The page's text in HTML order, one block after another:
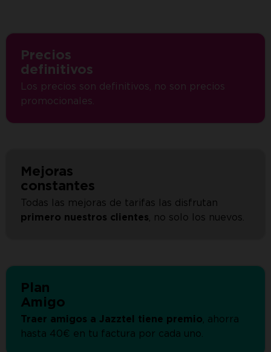
Precios
definitivos
Los precios son definitivos, no son precios
promocionales.
Mejoras
constantes
Todas las mejoras de tarifas las disfrutan
primero nuestros clientes , no solo los nuevos.
Plan
Amigo
Traer amigos a Jazztel tiene premio , ahorra
hasta 40€ en tu factura por cada uno.